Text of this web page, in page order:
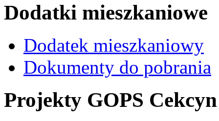
Dodatki mieszkaniowe
Dodatek mieszkaniowy
Dokumenty do pobrania
Projekty GOPS Cekcyn